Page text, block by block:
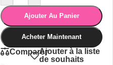
Ajouter Au Panier
Acheter Maintenant
ComparerAjouter à la liste
de souhaits